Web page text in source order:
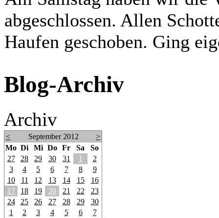
abgeschlossen. Allen
Haufen geschoben. Ging
Blog-Archiv
Archiv
< September 2012
>
Mo Di Mi Do Fr Sa
So
27
28 29 30 31 1
2
3
4 5 6 7 8
9
10
11 12 13 14 15
16
17
18 19 20 21 22
23
24
25 26 27 28 29
30
1
2 3 4 5 6 7